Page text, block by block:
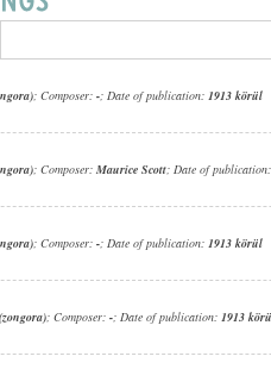
; Composer: -; Date of publication: 1913 körül
; Composer: Maurice Scott; Date of
; Composer: -; Date of publication: 1913 körül
; Composer: -; Date of publication: 1913